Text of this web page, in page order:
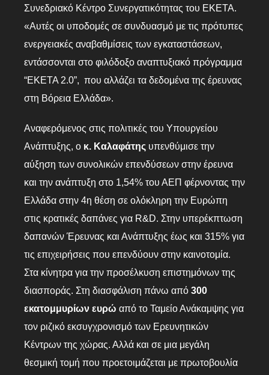
Συνεδριακό Κέντρο Συνεργατικότητας του ΕΚΕΤΑ.
«Αυτές οι υποδομές σε συνδυασμό με τις πρότυπες
ενεργειακές αναβαθμίσεις των εγκαταστάσεων,
εντάσσονται στο φιλόδοξο αναπτυξιακό πρόγραμμα
“ΕΚΕΤΑ 2.0”, που αλλάζει τα δεδομένα της έρευνας
στη Βόρεια Ελλάδα».
Αναφερόμενος στις πολιτικές του Υπουργείου
Ανάπτυξης, ο κ. Καλαφάτης υπενθύμισε την
αύξηση των συνολικών επενδύσεων στην έρευνα
και την ανάπτυξη στο 1,54% του ΑΕΠ φέρνοντας την
Ελλάδα στην 4η θέση σε ολόκληρη την Ευρώπη
στις κρατικές δαπάνες για R&D. Στην υπερέκπτωση
δαπανών Έρευνας και Ανάπτυξης έως και 315% για
τις επιχειρήσεις που επενδύουν στην καινοτομία.
Στα κίνητρα για την προσέλκυση επιστημόνων της
διασποράς. Στη διασφάλιση πάνω από 300
εκατομμυρίων ευρώ από το Ταμείο Ανάκαμψης για
τον ριζικό εκσυγχρονισμό των Ερευνητικών
Κέντρων της χώρας. Αλλά και σε μια μεγάλη
θεσμική τομή που προετοιμάζεται με πρωτοβουλία